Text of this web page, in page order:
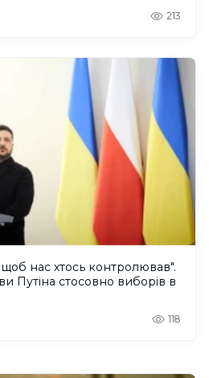
213
нас хтось контролював".
Путіна стосовно виборів в
118